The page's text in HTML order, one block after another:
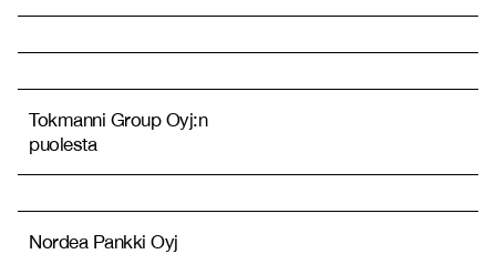
Tokmanni Group Oyj:n
puolesta
Nordea Pankki Oyj